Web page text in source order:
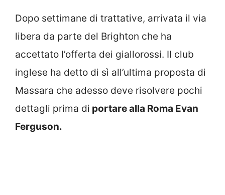
Dopo settimane di trattative, arrivata il via
libera da parte del Brighton che ha
accettato l’offerta dei giallorossi. Il club
inglese ha detto di sì all’ultima proposta di
Massara che adesso deve risolvere pochi
dettagli prima di portare alla Roma Evan
Ferguson.